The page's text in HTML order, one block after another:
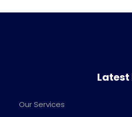
Our Services
Latest